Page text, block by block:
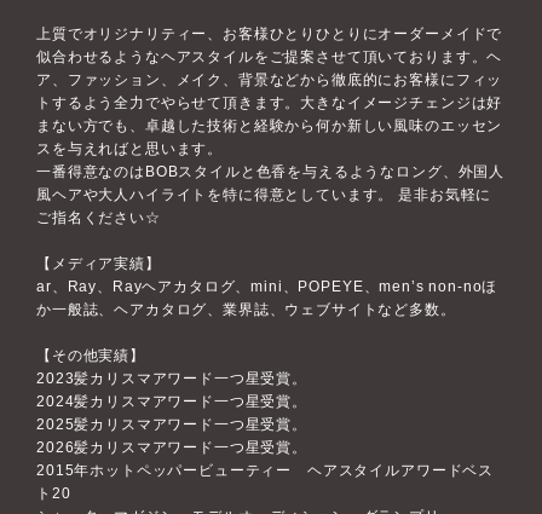
上質でオリジナリティー、お客様ひとりひとりにオーダーメイドで
似合わせるようなヘアスタイルをご提案させて頂いております。ヘ
ア、ファッション、メイク、背景などから徹底的にお客様にフィッ
トするよう全力でやらせて頂きます。大きなイメージチェンジは好
まない方でも、卓越した技術と経験から何か新しい風味のエッセン
スを与えればと思います。
一番得意なのはBOBスタイルと色香を与えるようなロング、外国人
風ヘアや大人ハイライトを特に得意としています。 是非お気軽に
ご指名ください☆
【メディア実績】
ar、Ray、Rayヘアカタログ、mini、POPEYE、men’s non-noほ
か一般誌、ヘアカタログ、業界誌、ウェブサイトなど多数。
【その他実績】
2023髪カリスマアワード一つ星受賞。
2024髪カリスマアワード一つ星受賞。
2025髪カリスマアワード一つ星受賞。
2026髪カリスマアワード一つ星受賞。
2015年ホットペッパービューティー ヘアスタイルアワードベス
ト20